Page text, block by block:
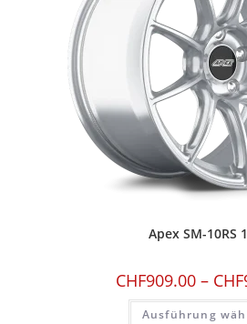
Apex SM-10RS
CHF909.00– CHF
Ausführung